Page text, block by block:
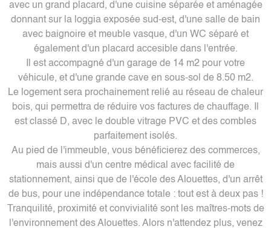
avec un grand placard, d'une cuisine séparée et aménagée
donnant sur la loggia exposée sud-est, d'une salle de bain
avec baignoire et meuble vasque, d'un WC séparé et
également d'un placard accesible dans l'entrée.
Il est accompagné d'un garage de 14 m2 pour votre
véhicule, et d'une grande cave en sous-sol de 8.50 m2.
Le logement sera prochainement relié au réseau de chaleur
bois, qui permettra de réduire vos factures de chauffage. Il
est classé D, avec le double vitrage PVC et des combles
parfaitement isolés.
Au pied de l'immeuble, vous bénéficierez des commerces,
mais aussi d'un centre médical avec facilité de
stationnement, ainsi que de l'école des Alouettes, d'un arrêt
de bus, pour une indépendance totale : tout est à deux pas !
Tranquilité, proximité et convivialité sont les maîtres-mots de
l'environnement des Alouettes. Alors n'attendez plus, venez